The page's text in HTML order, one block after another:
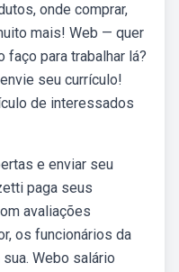
onde comprar,
mais! Web — quer
faço para trabalhar lá?
seu currículo!
de interessados
e enviar seu
paga seus
avaliações
os funcionários da
Webo salário